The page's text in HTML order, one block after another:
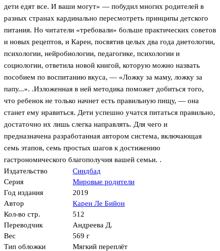
дети едят все. И ваши могут» — побудил многих родителей в
разных странах кардинально пересмотреть принципы детского
питания. Но читатели «требовали» больше практических советов
и новых рецептов, и Карен, посвятив целых два года диетологии,
психологии, нейробиологии, педагогике, психологии и
социологии, ответила новой книгой, которую можно назвать
пособием по воспитанию вкуса, — «Ложку за маму, ложку за
папу...». .Изложенная в ней методика поможет добиться того,
что ребенок не только начнет есть правильную пищу, — она
станет ему нравиться. Дети успешно учатся питаться правильно,
достаточно их лишь слегка направлять. Для чего и
предназначена разработанная автором система, включающая
семь этапов, семь простых шагов к достижению
гастрономического благополучия вашей семьи. .
Издательство
Синдбад
Серия
Мировые родители
Год издания
2019
Автор
Карен Ле Бийон
Кол-во стр.
512
Переводчик
Андреева Д.
Вес
569 г
Тип обложки
Мягкий переплёт